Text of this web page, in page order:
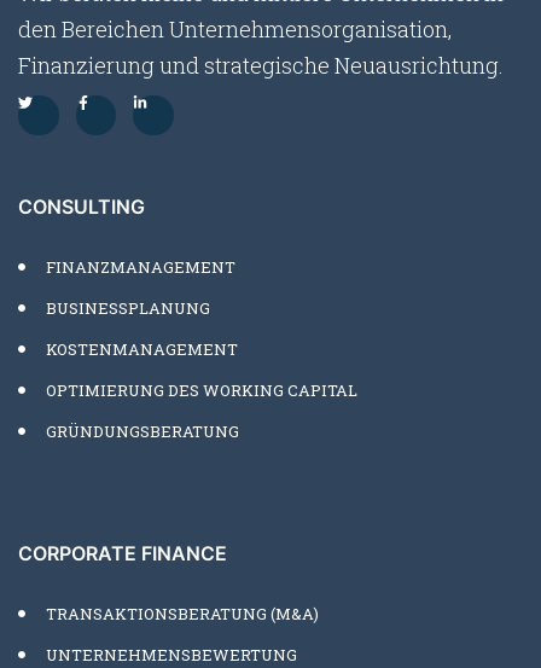
den Bereichen Unternehmensorganisation,
Finanzierung und strategische Neuausrichtung.
CONSULTING
FINANZMANAGEMENT
BUSINESSPLANUNG
KOSTENMANAGEMENT
OPTIMIERUNG DES WORKING CAPITAL
GRÜNDUNGSBERATUNG
CORPORATE FINANCE
TRANSAKTIONSBERATUNG (M&A)
UNTERNEHMENSBEWERTUNG